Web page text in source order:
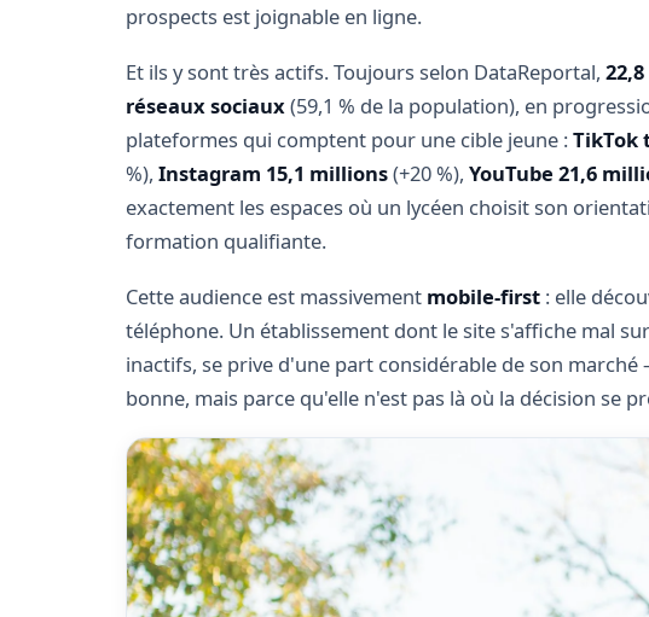
prospects est joignable en ligne.
Et ils y sont très actifs. Toujours selon DataReportal,
réseaux sociaux (59,1 % de la population), en
plateformes qui comptent pour une cible jeune :TikTok
%), Instagram 15,1 millions(+20 %), YouTube 21,6
exactement les espaces où un lycéen choisit son
formation qualifiante.
Cette audience est massivement mobile-first : elle
téléphone. Un établissement dont le site s'affiche mal
inactifs, se prive d'une part considérable de son
bonne, mais parce qu'elle n'est pas là où la décision se